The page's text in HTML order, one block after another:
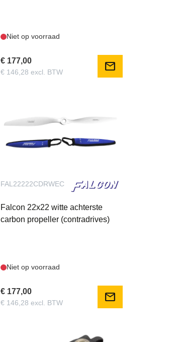
Niet op voorraad
€ 177,00
€ 146,28 excl. BTW mail
FAL22222CDRWEC
Falcon 22x22 witte achterste
carbon propeller (contradrives)
Niet op voorraad
€ 177,00
€ 146,28 excl. BTW mail